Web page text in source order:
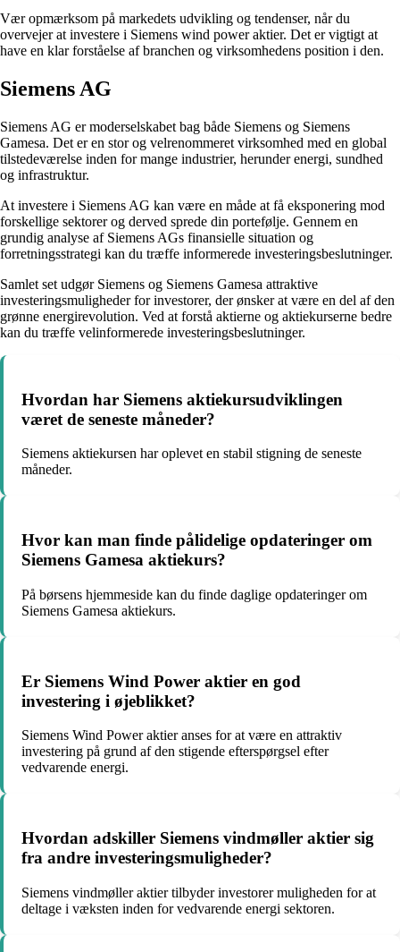
Vær opmærksom på markedets udvikling og tendenser, når du
overvejer at investere i Siemens wind power aktier. Det er vigtigt at
have en klar forståelse af branchen og virksomhedens position i den.
Siemens AG
Siemens AG er moderselskabet bag både Siemens og Siemens
Gamesa. Det er en stor og velrenommeret virksomhed med en global
tilstedeværelse inden for mange industrier, herunder energi, sundhed
og infrastruktur.
At investere i Siemens AG kan være en måde at få eksponering mod
forskellige sektorer og derved sprede din portefølje. Gennem en
grundig analyse af Siemens AGs finansielle situation og
forretningsstrategi kan du træffe informerede investeringsbeslutninger.
Samlet set udgør Siemens og Siemens Gamesa attraktive
investeringsmuligheder for investorer, der ønsker at være en del af den
grønne energirevolution. Ved at forstå aktierne og aktiekurserne bedre
kan du træffe velinformerede investeringsbeslutninger.
Hvordan har Siemens aktiekursudviklingen
været de seneste måneder?
Siemens aktiekursen har oplevet en stabil stigning de seneste
måneder.
Hvor kan man finde pålidelige opdateringer om
Siemens Gamesa aktiekurs?
På børsens hjemmeside kan du finde daglige opdateringer om
Siemens Gamesa aktiekurs.
Er Siemens Wind Power aktier en god
investering i øjeblikket?
Siemens Wind Power aktier anses for at være en attraktiv
investering på grund af den stigende efterspørgsel efter
vedvarende energi.
Hvordan adskiller Siemens vindmøller aktier sig
fra andre investeringsmuligheder?
Siemens vindmøller aktier tilbyder investorer muligheden for at
deltage i væksten inden for vedvarende energi sektoren.